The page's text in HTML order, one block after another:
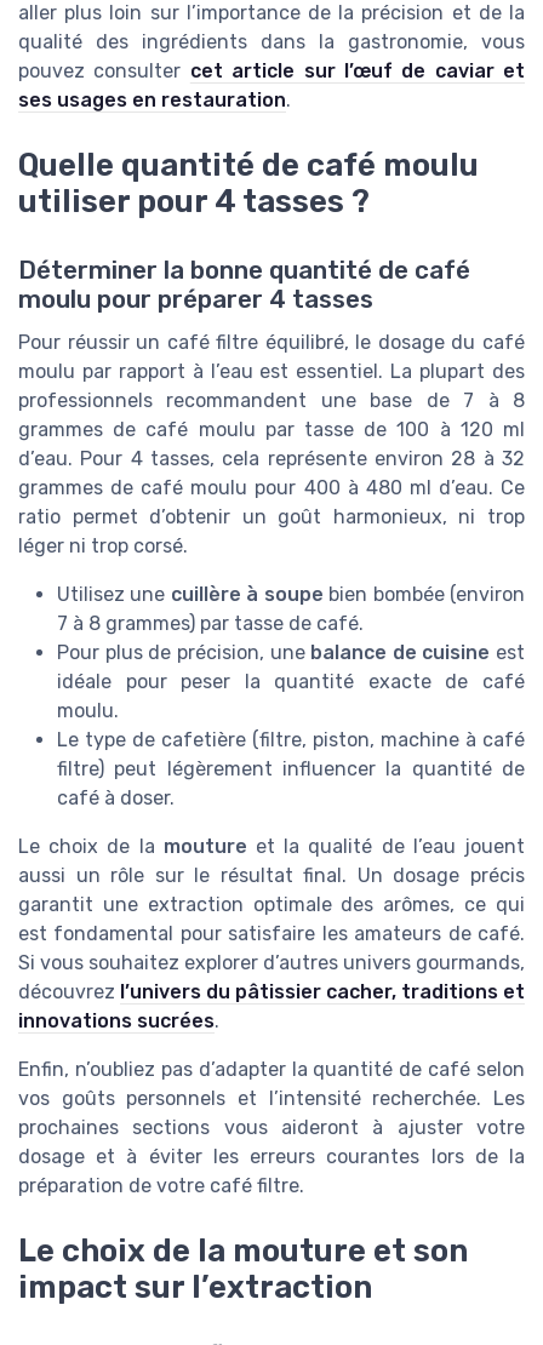
aller plus loin sur l’importance de la précision et de la
qualité des ingrédients dans la gastronomie, vous
pouvez consulter cet article sur l’œuf de caviar et
ses usages en restauration.
Quelle quantité de café moulu
utiliser pour 4 tasses ?
Déterminer la bonne quantité de café
moulu pour préparer 4 tasses
Pour réussir un café filtre équilibré, le dosage du café
moulu par rapport à l’eau est essentiel. La plupart des
professionnels recommandent une base de 7 à 8
grammes de café moulu par tasse de 100 à 120 ml
d’eau. Pour 4 tasses, cela représente environ 28 à 32
grammes de café moulu pour 400 à 480 ml d’eau. Ce
ratio permet d’obtenir un goût harmonieux, ni trop
léger ni trop corsé.
Utilisez une cuillère à soupe bien bombée (environ
7 à 8 grammes) par tasse de café.
Pour plus de précision, une balance de cuisine est
idéale pour peser la quantité exacte de café
moulu.
Le type de cafetière (filtre, piston, machine à café
filtre) peut légèrement influencer la quantité de
café à doser.
Le choix de la mouture et la qualité de l’eau jouent
aussi un rôle sur le résultat final. Un dosage précis
garantit une extraction optimale des arômes, ce qui
est fondamental pour satisfaire les amateurs de café.
Si vous souhaitez explorer d’autres univers gourmands,
découvrez l’univers du pâtissier cacher, traditions et
innovations sucrées.
Enfin, n’oubliez pas d’adapter la quantité de café selon
vos goûts personnels et l’intensité recherchée. Les
prochaines sections vous aideront à ajuster votre
dosage et à éviter les erreurs courantes lors de la
préparation de votre café filtre.
Le choix de la mouture et son
impact sur l’extraction